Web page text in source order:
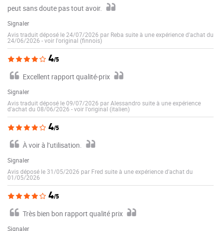
peut sans doute pas tout avoir.
Signaler
Avis traduit déposé le 24/07/2026 par Reba suite à une expérience d'achat du
24/06/2026 -voir l'original (finnois)
4/5
Excellent rapport qualité-prix
Signaler
Avis traduit déposé le 09/07/2026 par Alessandro suite à une expérience
d'achat du 08/06/2026 -voir l'original (italien)
4/5
À voir à l’utilisation.
Signaler
Avis déposé le 31/05/2026 par Fred suite à une expérience d'achat du
01/05/2026
4/5
Très bien bon rapport qualité prix
Signaler